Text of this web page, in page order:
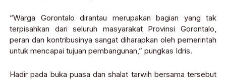
“Warga Gorontalo dirantau merupakan bagian yang tak
terpisahkan dari seluruh masyarakat Provinsi Gorontalo,
peran dan kontribusinya sangat diharapkan oleh pemerintah
untuk mencapai tujuan pembangunan,” pungkas Idris.
Hadir pada buka puasa dan shalat tarwih bersama tersebut